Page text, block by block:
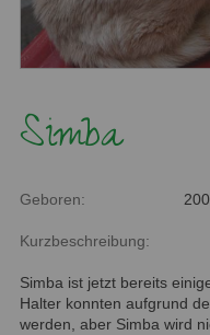
Simba
Geboren:
Kurzbeschreibung:
Simba ist jetzt bereits
Halter konnten aufgrund
werden, aber Simba wird